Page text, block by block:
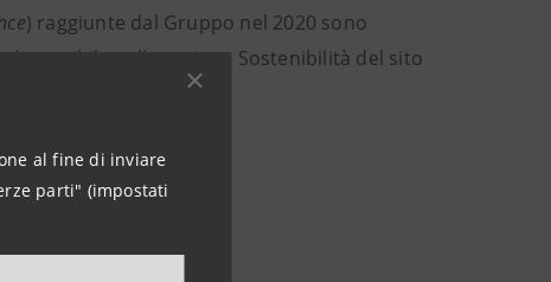
al fine di inviare
parti" (impostati
) raggiunte dal Gruppo nel 2020 sono
disponibile nella sezione Sostenibilità del sito